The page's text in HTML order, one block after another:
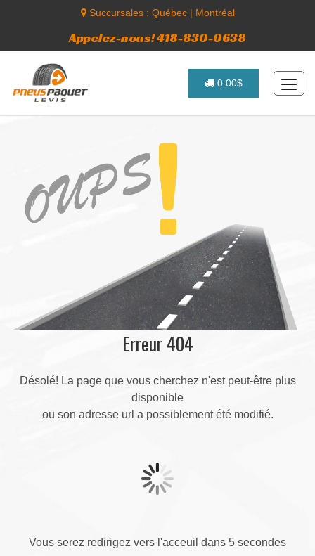
Succursales : Québec| Montréal
Appelez-nous! 418-830-0638
0.00$
Erreur 404
Désolé! La page que vous cherchez n'est peut-être plus
disponible
ou son adresse url a possiblement été modifié.
Vous serez redirigez vers l'acceuil dans 5 secondes